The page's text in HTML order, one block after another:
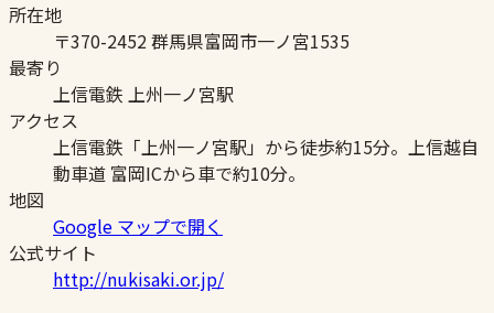
所在地
〒370-2452 群馬県富岡市一ノ宮1535
最寄り
上信電鉄 上州一ノ宮駅
アクセス
上信電鉄「上州一ノ宮駅」から徒歩約15分。上信越自
動車道 富岡ICから車で約10分。
地図
Google マップで開く
公式サイト
http://nukisaki.or.jp/